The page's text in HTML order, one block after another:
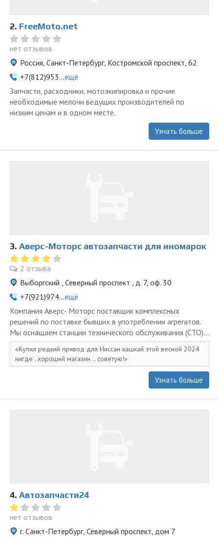
2. FreeMoto.net
нет отзывов
Россия, Санкт-Петербург, Костромской проспект, 62
+7(812)953...ещё
Запчасти, расходники, мотоэкипировка и прочие
необходимые мелочи ведущих производителей по
низким ценам и в одном месте.
Узнать больше
3. Аверс-Моторс автозапчасти для иномарок
2 отзыва
Выборгский , Северный проспект , д. 7, оф. 30
+7(921)974...ещё
Компания Аверс- Моторс поставщик комплексных
решений по поставке бывших в употреблении агрегатов.
Мы оснащаем станции технического обслуживания (СТО)...
Купил редкий привод для Ниссан кашкай этой весной 2024
нигде . хороший магазин .. советую!
Узнать больше
4. Автозапчасти24
нет отзывов
г. Санкт-Петербург, Северный проспект, дом 7